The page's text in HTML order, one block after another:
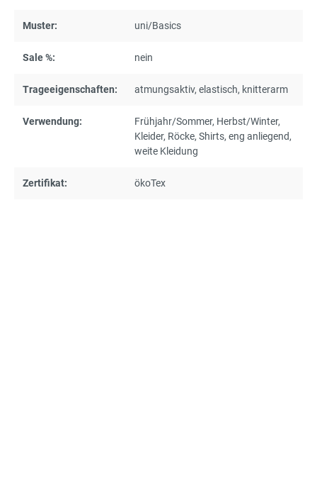
Muster: uni/Basics
Sale %: nein
Trageeigenschaften: atmungsaktiv, elastisch, knitterarm
Verwendung: Frühjahr/Sommer, Herbst/Winter,
Kleider, Röcke, Shirts, eng anliegend,
weite Kleidung
Zertifikat: ökoTex